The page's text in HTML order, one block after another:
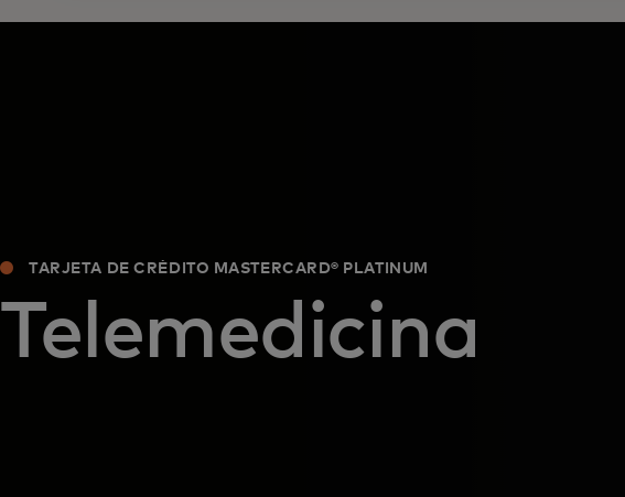
TARJETA DE CRÉDITO MASTERCARD® PLATINUM
Telemedicina